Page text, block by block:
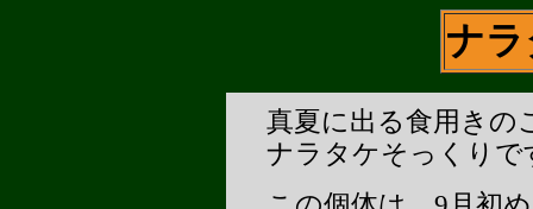
ナ
真夏に出る食用きの
ナラタケそっくりで